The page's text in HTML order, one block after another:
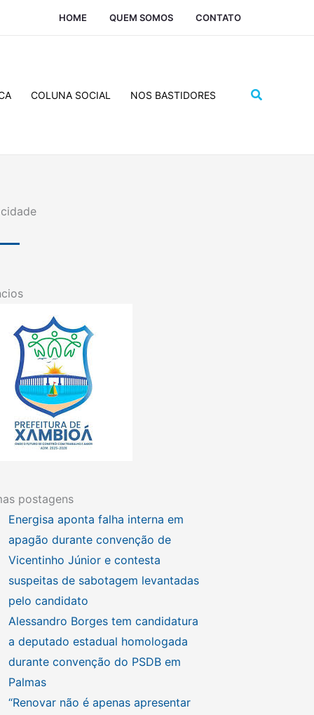
HOME QUEM SOMOS CONTATO
COLUNA SOCIAL NOS BASTIDORES Pesquisar
postagens
Energisa aponta falha interna em
apagão durante convenção de
Vicentinho Júnior e contesta
suspeitas de sabotagem levantadas
pelo candidato
Alessandro Borges tem candidatura
a deputado estadual homologada
durante convenção do PSDB em
Palmas
“Renovar não é apenas apresentar